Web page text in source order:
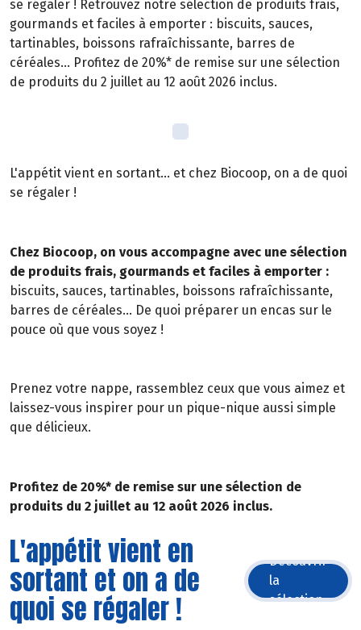
se régaler ! Retrouvez notre sélection de produits frais,
gourmands et faciles à emporter : biscuits, sauces,
tartinables, boissons rafraîchissante, barres de
céréales... Profitez de 20%* de remise sur une sélection
de produits du 2 juillet au 12 août 2026 inclus.
L'appétit vient en sortant... et chez Biocoop, on a de quoi
se régaler !
Chez Biocoop, on vous accompagne avec une sélection
de produits frais, gourmands et faciles à emporter :
biscuits, sauces, tartinables, boissons rafraîchissante,
barres de céréales... De quoi préparer un encas sur le
pouce où que vous soyez !
Prenez votre nappe, rassemblez ceux que vous aimez et
laissez-vous inspirer pour un pique-nique aussi simple
que délicieux.
Profitez de 20%* de remise sur une sélection de
produits du 2 juillet au 12 août 2026 inclus.
L'appétit vient en
sortant et on a de
quoi se régaler !
Découvrir
la
sélection